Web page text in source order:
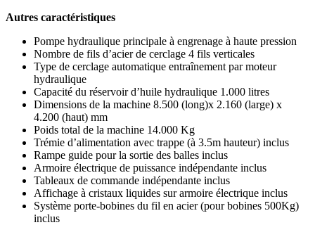
Autres caractéristiques
Pompe hydraulique principale à engrenage à haute pression
Nombre de fils d’acier de cerclage 4 fils verticales
Type de cerclage automatique entraînement par moteur
hydraulique
Capacité du réservoir d’huile hydraulique 1.000 litres
Dimensions de la machine 8.500 (long)x 2.160 (large) x
4.200 (haut) mm
Poids total de la machine 14.000 Kg
Trémie d’alimentation avec trappe (à 3.5m hauteur) inclus
Rampe guide pour la sortie des balles inclus
Armoire électrique de puissance indépendante inclus
Tableaux de commande indépendante inclus
Affichage à cristaux liquides sur armoire électrique inclus
Système porte-bobines du fil en acier (pour bobines 500Kg)
inclus